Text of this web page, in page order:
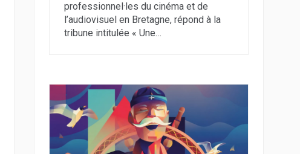
professionnel·les du cinéma et de
l’audiovisuel en Bretagne, répond à la
tribune intitulée « Une…